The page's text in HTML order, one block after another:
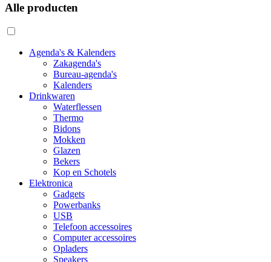
Alle producten
Agenda's & Kalenders
Zakagenda's
Bureau-agenda's
Kalenders
Drinkwaren
Waterflessen
Thermo
Bidons
Mokken
Glazen
Bekers
Kop en Schotels
Elektronica
Gadgets
Powerbanks
USB
Telefoon accessoires
Computer accessoires
Opladers
Speakers